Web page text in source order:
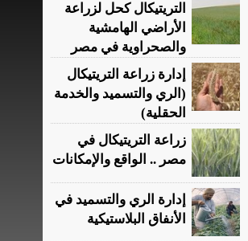
التريتيكال كحل لزراعة
الأراضي الهامشية
والصحراوية في مصر
إدارة زراعة التريتيكال
(الري والتسميد والخدمة
الحقلية)
زراعة التريتيكال في
مصر .. الواقع والإمكانات
إدارة الري والتسميد في
الأنفاق البلاستيكية